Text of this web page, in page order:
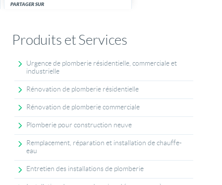
PARTAGER SUR
Produits et Services
Urgence de plomberie résidentielle, commerciale et
industrielle
Rénovation de plomberie résidentielle
Rénovation de plomberie commerciale
Plomberie pour construction neuve
Remplacement, réparation et installation de chauffe-
eau
Entretien des installations de plomberie